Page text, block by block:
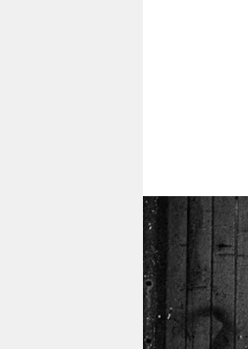
berlin
nord
wahrheit
verlag